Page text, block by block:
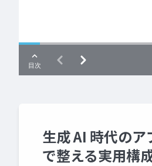
生成 AI 時代の
で整える実用構